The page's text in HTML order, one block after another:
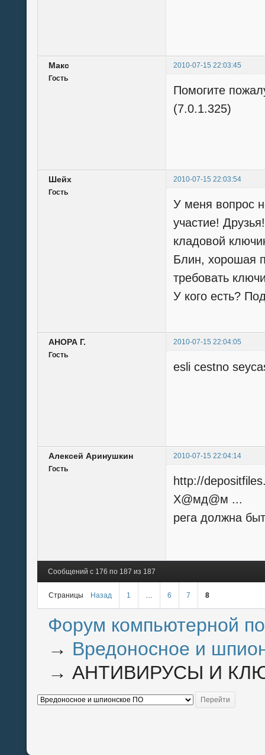
Mакс
2010-07-15 22:03:45
Гость
Помогите
(7.0.1.325)
Шейх
2010-07-15 22:03:54
Гость
У меня вопрос
участие!
кладовой
Блин, хорошая
требовать
У кого есть?
АНОРА Г.
2010-07-15 22:04:05
Гость
esli cestno
Алексей Аринушкин
2010-07-15 22:04:14
Гость
http://
Х@мд@м ...
рега должна
Сообщений с 176 по 187 из 187
Страницы Назад 1 … 6 7 8
Форум компьютерной
→ Вредоносное и
→АНТИВИРУСЫ И